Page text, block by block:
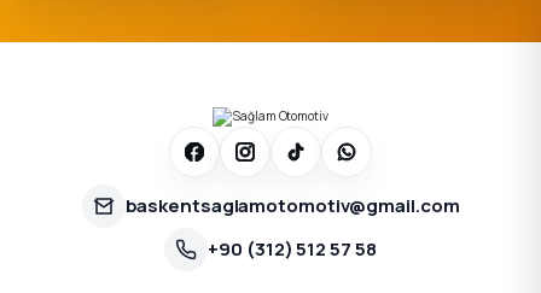
baskentsaglamotomotiv@gmail.com
+90 (312) 512 57 58